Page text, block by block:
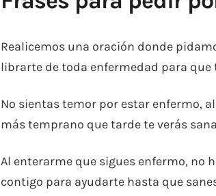
Realicemos una oración donde
librarte de toda enfermedad para
No sientas temor por estar enfermo,
más temprano que tarde te verás
Al enterarme que sigues enfermo, no
contigo para ayudarte hasta que